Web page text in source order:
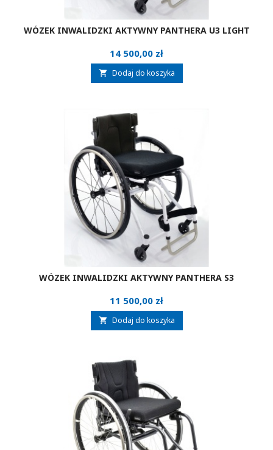
WÓZEK INWALIDZKI AKTYWNY PANTHERA U3 LIGHT
Cena
14 500,00 zł
 Dodaj do koszyka
WÓZEK INWALIDZKI AKTYWNY PANTHERA S3
Cena
11 500,00 zł
 Dodaj do koszyka